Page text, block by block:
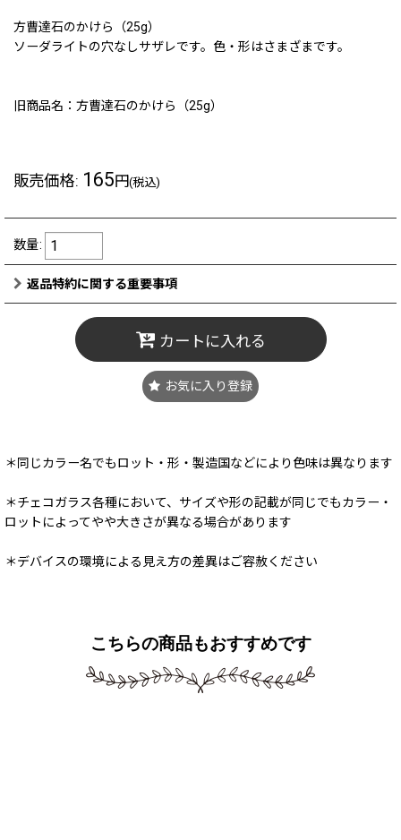
方曹達石のかけら（25g）
ソーダライトの穴なしサザレです。色・形はさまざまです。
旧商品名：方曹達石のかけら（25g）
販売価格: 165円(税込)
数量:
返品特約に関する重要事項
カートに入れる
お気に入り登録
＊同じカラー名でもロット・形・製造国などにより色味は異なります
＊チェコガラス各種において、サイズや形の記載が同じでもカラー・
ロットによってやや大きさが異なる場合があります
＊デバイスの環境による見え方の差異はご容赦ください
こちらの商品もおすすめです